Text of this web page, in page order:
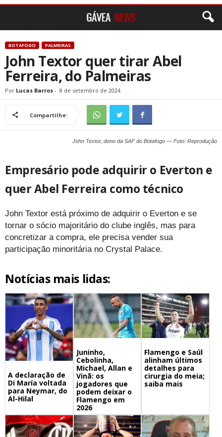
BOTAFOGO PALMEIRAS
John Textor quer tirar Abel
Ferreira, do Palmeiras
Por Lucas Barros - 8 de setembro de 2024
Compartilhe:
John Textor, dono da SAF do Botafogo — Foto: Reprodução
Empresário pode adquirir o Everton e
quer Abel Ferreira como técnico
John Textor está próximo de adquirir o Everton e se
tornar o sócio majoritário do clube inglês, mas para
concretizar a compra, ele precisa vender sua
participação minoritária no Crystal Palace.
Notícias mais lidas:
A declaração de
Di María voltada
para Neymar, do
Al-Hilal
Juninho,
Cebolinha,
Michael, Allan e
Vinã: os
jogadores que
podem deixar o
Flamengo em
2026
Flamengo e Saúl
alinham últimos
detalhes para
cirurgia do meia;
saiba mais